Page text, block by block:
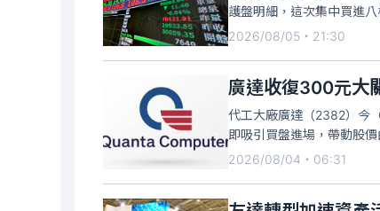
護盤明細，這次集中買進
及日月光投控，八檔股票
2026/08/05・21:30
廣達收復300元大
代工大廠廣達（2382）今
即吸引買盤進場，帶動股
度來到305元。盤中雖經
2026/08/04・06:31